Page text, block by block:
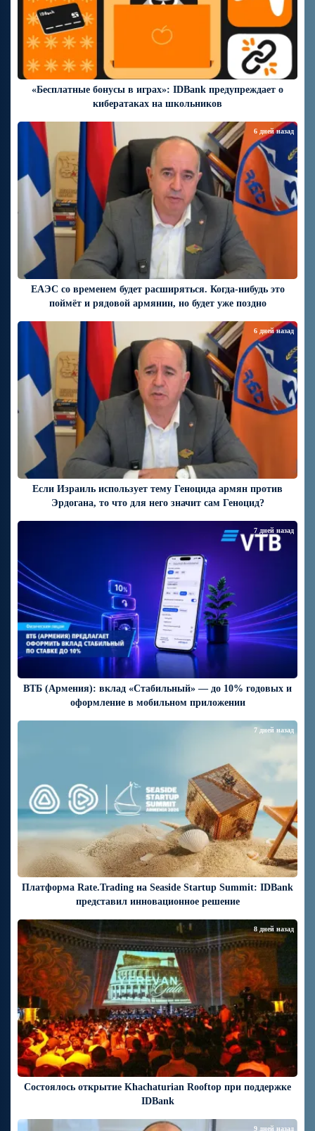
«Бесплатные бонусы в играх»: IDBank предупреждает о
кибератаках на школьников
ЕАЭС со временем будет расширяться. Когда-нибудь это
поймёт и рядовой армянин, но будет уже поздно
6 дней назад
Если Израиль использует тему Геноцида армян против
Эрдогана, то что для него значит сам Геноцид?
6 дней назад
ВТБ (Армения): вклад «Стабильный» — до 10% годовых и
оформление в мобильном приложении
7 дней назад
Платформа Rate.Trading на Seaside Startup Summit: IDBank
представил инновационное решение
7 дней назад
Состоялось открытие Khachaturian Rooftop при поддержке
IDBank
8 дней назад
9 дней назад